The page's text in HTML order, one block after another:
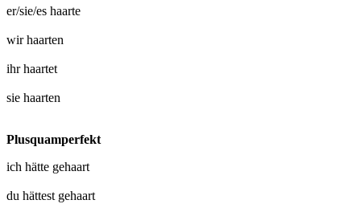
er/sie/es haarte
wirhaarten
ihrhaartet
sie haarten
Plusquamperfekt
ich hätte gehaart
du hättest gehaart